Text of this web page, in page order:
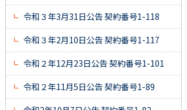
令和３年3月31日公告 契約番号1-118
令和３年2月10日公告 契約番号1-117
令和２年12月23日公告 契約番号1-101
令和２年11月5日公告 契約番号1-89